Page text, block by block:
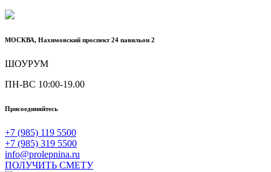
МОСКВА, Нахимовский проспект 24 павильон 2
ШОУРУМ
ПН-ВС 10:00-19.00
Присоединяйтесь
+7 (985) 119 5500
+7 (985) 319 5500
info@prolepnina.ru
ПОЛУЧИТЬ СМЕТУ